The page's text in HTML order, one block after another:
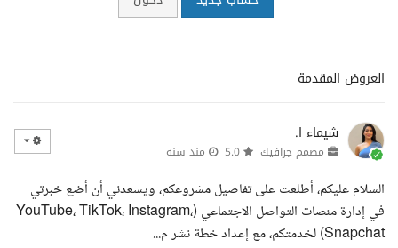
العروض المقدمة
شيماء ا.
مصمم جرافيك منذ سنة
السلام عليكم، أطلعت على تفاصيل مشروعكم، ويسعدني أن أضع خبرتي
في إدارة منصات التواصل الاجتماعي (YouTube، TikTok، Instagram،
Snapchat) لخدمتكم، مع إعداد خطة نشر م...